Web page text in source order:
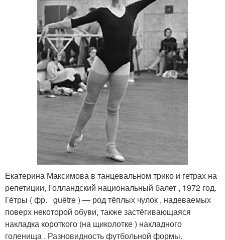
Екатерина Максимова в танцевальном трико и гетрах на
репетиции, Голландский национальный балет , 1972 год.
Ге́тры ( фр. guêtre ) — род тёплых чулок , надеваемых
поверх некоторой обуви, также застёгивающаяся
накладка короткого (на щиколотке ) накладного
голенища . Разновидность футбольной формы.